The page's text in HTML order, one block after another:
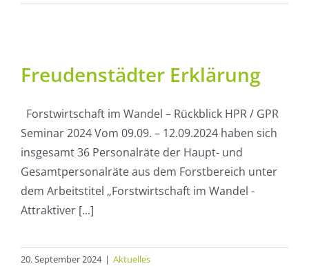
Freudenstädter Erklärung
Forstwirtschaft im Wandel – Rückblick HPR / GPR
Seminar 2024 Vom 09.09. – 12.09.2024 haben sich
insgesamt 36 Personalräte der Haupt- und
Gesamtpersonalräte aus dem Forstbereich unter
dem Arbeitstitel „Forstwirtschaft im Wandel -
Attraktiver [...]
20. September 2024 | Aktuelles